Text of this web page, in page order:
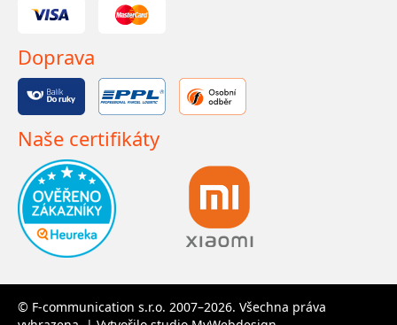
Doprava
Naše certifikáty
© F-communication s.r.o. 2007–2026. Všechna práva